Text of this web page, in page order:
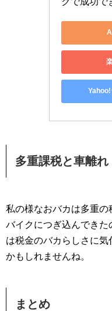
Yahoo!
多重課税と車離れ
私の様なおバカは多重
バイクにつぎ込んでき
は税金のバカらしさに
かもしれませんね。
まとめ